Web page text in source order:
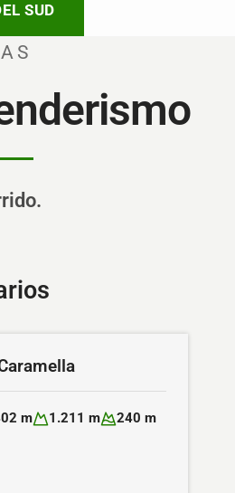
SUD
negativo:
m
Altitud máxima:
1.211 m
Altitud mínima:
240 m